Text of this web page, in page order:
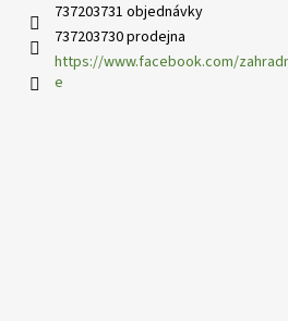
737203731 objednávky
737203730 prodejna
https://www.facebook.com/
e